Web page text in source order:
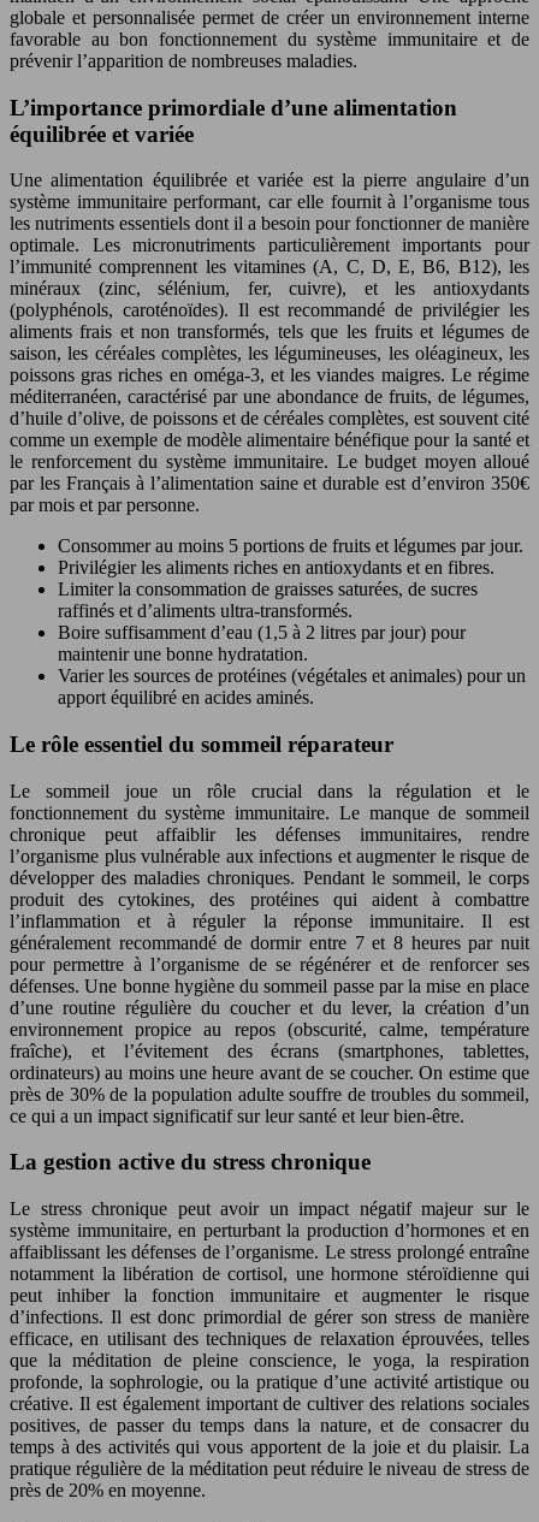
globale et personnalisée permet de créer un environnement interne
favorable au bon fonctionnement du système immunitaire et de
prévenir l’apparition de nombreuses maladies.
L’importance primordiale d’une alimentation
équilibrée et variée
Une alimentation équilibrée et variée est la pierre angulaire d’un
système immunitaire performant, car elle fournit à l’organisme tous
les nutriments essentiels dont il a besoin pour fonctionner de manière
optimale. Les micronutriments particulièrement importants pour
l’immunité comprennent les vitamines (A, C, D, E, B6, B12), les
minéraux (zinc, sélénium, fer, cuivre), et les antioxydants
(polyphénols, caroténoïdes). Il est recommandé de privilégier les
aliments frais et non transformés, tels que les fruits et légumes de
saison, les céréales complètes, les légumineuses, les oléagineux, les
poissons gras riches en oméga-3, et les viandes maigres. Le régime
méditerranéen, caractérisé par une abondance de fruits, de légumes,
d’huile d’olive, de poissons et de céréales complètes, est souvent cité
comme un exemple de modèle alimentaire bénéfique pour la santé et
le renforcement du système immunitaire. Le budget moyen alloué
par les Français à l’alimentation saine et durable est d’environ 350€
par mois et par personne.
Consommer au moins 5 portions de fruits et légumes par jour.
Privilégier les aliments riches en antioxydants et en fibres.
Limiter la consommation de graisses saturées, de sucres
raffinés et d’aliments ultra-transformés.
Boire suffisamment d’eau (1,5 à 2 litres par jour) pour
maintenir une bonne hydratation.
Varier les sources de protéines (végétales et animales) pour un
apport équilibré en acides aminés.
Le rôle essentiel du sommeil réparateur
Le sommeil joue un rôle crucial dans la régulation et le
fonctionnement du système immunitaire. Le manque de sommeil
chronique peut affaiblir les défenses immunitaires, rendre
l’organisme plus vulnérable aux infections et augmenter le risque de
développer des maladies chroniques. Pendant le sommeil, le corps
produit des cytokines, des protéines qui aident à combattre
l’inflammation et à réguler la réponse immunitaire. Il est
généralement recommandé de dormir entre 7 et 8 heures par nuit
pour permettre à l’organisme de se régénérer et de renforcer ses
défenses. Une bonne hygiène du sommeil passe par la mise en place
d’une routine régulière du coucher et du lever, la création d’un
environnement propice au repos (obscurité, calme, température
fraîche), et l’évitement des écrans (smartphones, tablettes,
ordinateurs) au moins une heure avant de se coucher. On estime que
près de 30% de la population adulte souffre de troubles du sommeil,
ce qui a un impact significatif sur leur santé et leur bien-être.
La gestion active du stress chronique
Le stress chronique peut avoir un impact négatif majeur sur le
système immunitaire, en perturbant la production d’hormones et en
affaiblissant les défenses de l’organisme. Le stress prolongé entraîne
notamment la libération de cortisol, une hormone stéroïdienne qui
peut inhiber la fonction immunitaire et augmenter le risque
d’infections. Il est donc primordial de gérer son stress de manière
efficace, en utilisant des techniques de relaxation éprouvées, telles
que la méditation de pleine conscience, le yoga, la respiration
profonde, la sophrologie, ou la pratique d’une activité artistique ou
créative. Il est également important de cultiver des relations sociales
positives, de passer du temps dans la nature, et de consacrer du
temps à des activités qui vous apportent de la joie et du plaisir. La
pratique régulière de la méditation peut réduire le niveau de stress de
près de 20% en moyenne.